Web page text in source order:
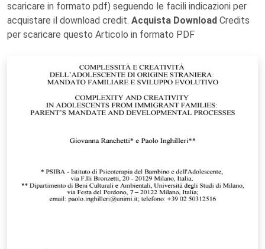
scaricare in formato pdf) seguendo le facili indicazioni per
acquistare il download credit. Acquista Download Credits
per scaricare questo Articolo in formato PDF